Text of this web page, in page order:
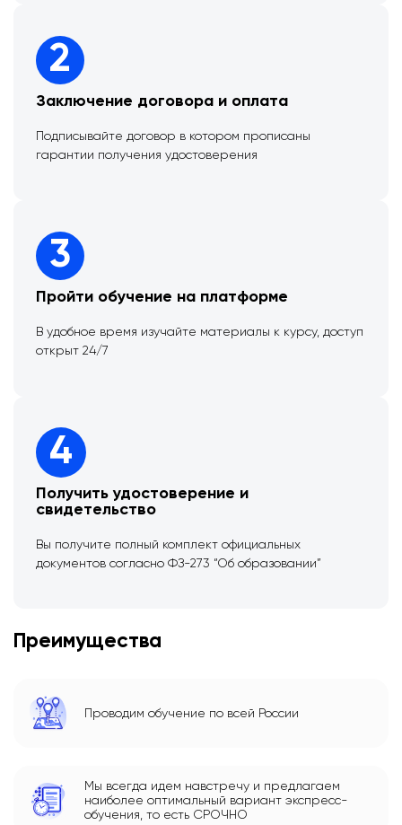
2
Заключение договора и оплата
Подписывайте договор в котором прописаны
гарантии получения удостоверения
3
Пройти обучение на платформе
В удобное время изучайте материалы к курсу, доступ
открыт 24/7
4
Получить удостоверение и
свидетельство
Вы получите полный комплект официальных
документов согласно ФЗ-273 “Об образовании”
Преимущества
Проводим обучение по всей России
Мы всегда идем навстречу и предлагаем
наиболее оптимальный вариант экспресс-
обучения, то есть СРОЧНО